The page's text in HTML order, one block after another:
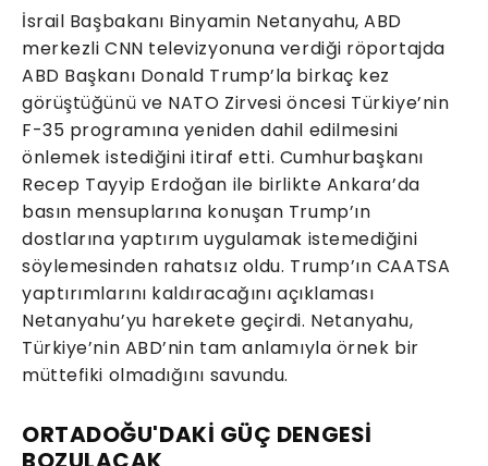
İsrail Başbakanı Binyamin Netanyahu, ABD
merkezli CNN televizyonuna verdiği röportajda
ABD Başkanı Donald Trump’la birkaç kez
görüştüğünü ve NATO Zirvesi öncesi Türkiye’nin
F-35 programına yeniden dahil edilmesini
önlemek istediğini itiraf etti. Cumhurbaşkanı
Recep Tayyip Erdoğan ile birlikte Ankara’da
basın mensuplarına konuşan Trump’ın
dostlarına yaptırım uygulamak istemediğini
söylemesinden rahatsız oldu. Trump’ın CAATSA
yaptırımlarını kaldıracağını açıklaması
Netanyahu’yu harekete geçirdi. Netanyahu,
Türkiye’nin ABD’nin tam anlamıyla örnek bir
müttefiki olmadığını savundu.
ORTADOĞU'DAKİ GÜÇ DENGESİ